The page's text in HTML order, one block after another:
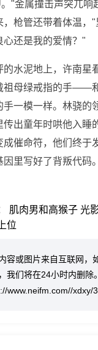
"金属撞击声突兀响
，枪管还带着体温，
心还是我的爱情？"
水泥地上，许南星
祖母绿戒指的手——
手一模一样。林骁的
传出童年时哄他入睡
成催命符，他们终于
里写好了背叛代码。
肌肉男和高猴子 光
位
容或图片来自互联网，
我们将在24小时内删除。
www.neifm.com//xdxy/